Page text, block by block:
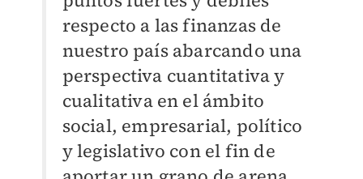
respecto a las finanzas de
nuestro país abarcando una
perspectiva cuantitativa y
cualitativa en el ámbito
social, empresarial, político
y legislativo con el fin de